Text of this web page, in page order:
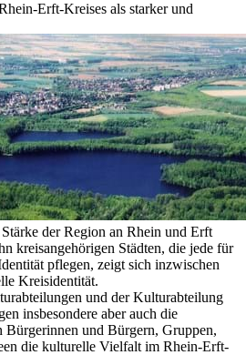
Erft-Kreises als starker und
der Region an Rhein und Erft
kreisangehörigen Städten, die jede für
pflegen, zeigt sich inzwischen
Kreisidentität.
und der Kulturabteilung
insbesondere aber auch die
und Bürgern, Gruppen,
die kulturelle Vielfalt im Rhein-Erft-